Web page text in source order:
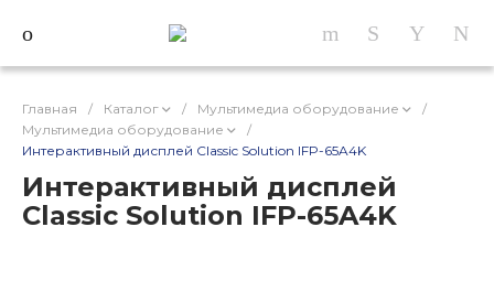
Главная / Каталог / Мультимедиа оборудование
/
Мультимедиа оборудование
/
Интерактивный дисплей Classic Solution IFP-65A4K
Интерактивный дисплей
Classic Solution IFP-65A4K